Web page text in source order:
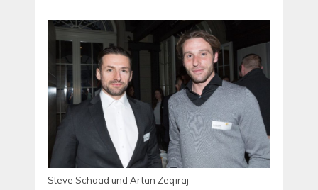
Steve Schaad und Artan Zeqiraj